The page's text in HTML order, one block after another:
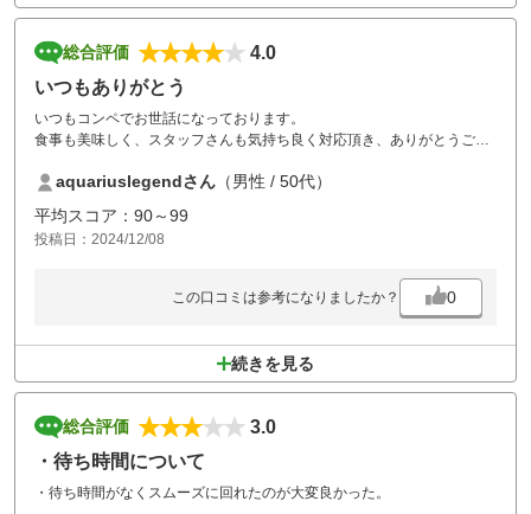
総合評価
4.0
いつもありがとう
いつもコンペでお世話になっております。
食事も美味しく、スタッフさんも気持ち良く対応頂き、ありがとうござ
ただセルフがメインのコースからピッチマークを修復しないプレーヤー
が多いのか、グリーンが可哀そうです。
さらにバンカーの小石除去は徹底して下さい。
aquariuslegendさん （男性 / 50代）
平均スコア：90～99
投稿日：2024/12/08
この口コミは参考になりましたか？ 0
続きを見る
総合評価
3.0
・待ち時間について
・待ち時間がなくスムーズに回れたのが大変良かった。